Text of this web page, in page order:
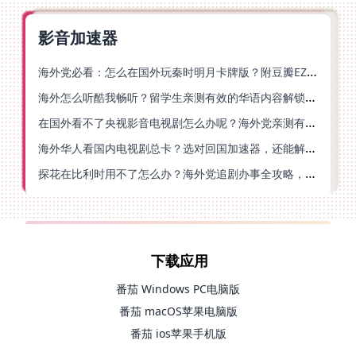
影音加速器
海外党必看：怎么在国外玩秦时明月卡牌版？附豆瓣EZCast地区限制破解法
海外怎么听酷我畅听？留学生亲测有效的华语内容解锁指南
在国外看不了央视影音电视剧怎么办呢？海外党亲测有效的回国加速方案
海外华人看国内电视剧总卡？选对回国加速器，还能解决菲律宾打不开反诈中心的问题
探花在比利时用不了怎么办？海外党追剧办事全攻略，选对加速器就够了
下载应用
番茄 Windows PC电脑版
番茄 macOS苹果电脑版
番茄 ios苹果手机版